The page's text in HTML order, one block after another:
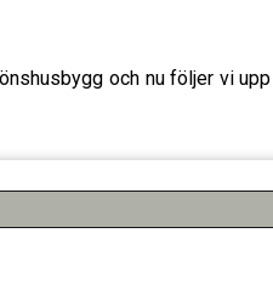
och nu följer vi